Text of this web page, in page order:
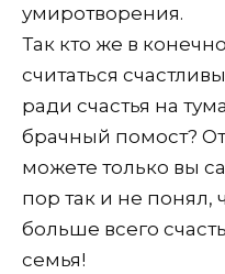
умиротворения.
Так кто же в
считаться
ради счастья на
брачный помост?
можете только вы
пор так и не понял,
больше всего
семья!